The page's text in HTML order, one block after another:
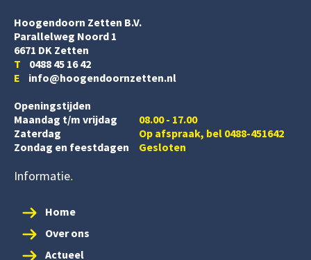
Hoogendoorn Zetten B.V.
Parallelweg Noord 1
6671 DK Zetten
T 0488 45 16 42
E info@hoogendoornzetten.nl
Openingstijden
Maandag t/m vrijdag
08.00 - 17.00
Zaterdag
Op afspraak, bel 0488-451642
Zondag en feestdagen
Gesloten
Informatie
Home
Over ons
Actueel